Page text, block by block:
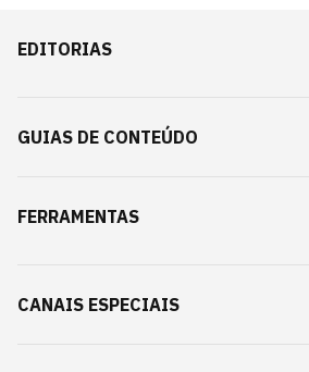
EDITORIAS
GUIAS DE CONTEÚDO
FERRAMENTAS
CANAIS ESPECIAIS